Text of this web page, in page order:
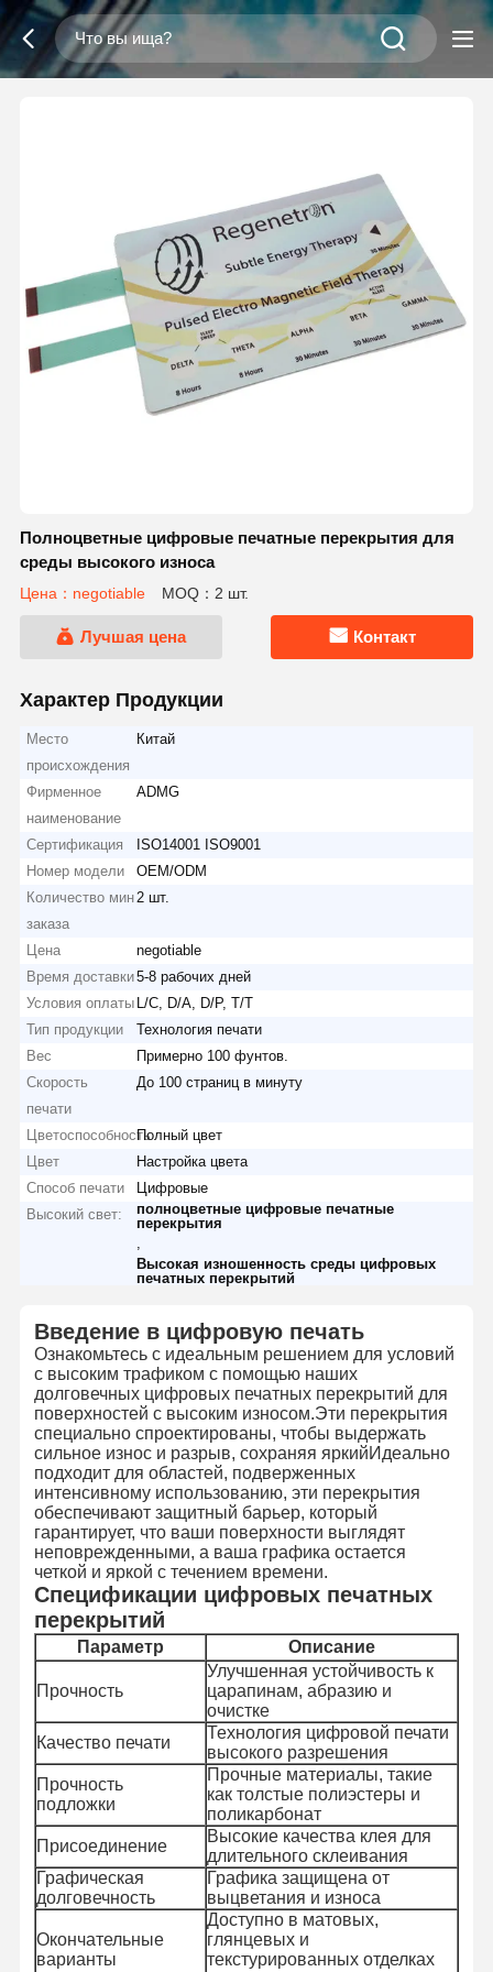
Полноцветные цифровые печатные перекрытия для
среды высокого износа
Цена：negotiable MOQ：2 шт.
Лучшая цена Контакт
Характер Продукции
Место
происхождения
Китай
Фирменное
наименование
ADMG
Сертификация
ISO14001 ISO9001
Номер модели
OEM/ODM
Количество мин
заказа
2 шт.
Цена
negotiable
Время доставки5-8 рабочих дней
Условия оплаты L/C, D/A, D/P, T/T
Тип продукции
Технология печати
Вес
Примерно 100 фунтов.
Скорость
печати
До 100 страниц в минуту
ЦветоспособностьПолный цвет
Цвет
Настройка цвета
Способ печати
Цифровые
Высокий свет:
полноцветные цифровые печатные
перекрытия
Высокая изношенность среды цифровых
печатных перекрытий
Введение в цифровую печать
Ознакомьтесь с идеальным решением для условий
с высоким трафиком с помощью наших
долговечных цифровых печатных перекрытий для
поверхностей с высоким износом.Эти перекрытия
специально спроектированы, чтобы выдержать
сильное износ и разрыв, сохраняя яркийИдеально
подходит для областей, подверженных
интенсивному использованию, эти перекрытия
обеспечивают защитный барьер, который
гарантирует, что ваши поверхности выглядят
неповрежденными, а ваша графика остается
четкой и яркой с течением времени.
Спецификации цифровых печатных
перекрытий
Параметр Описание
Прочность
Улучшенная устойчивость к
царапинам, абразию и
очистке
Качество печати
Технология цифровой печати
высокого разрешения
Прочность
подложки
Прочные материалы, такие
как толстые полиэстеры и
поликарбонат
Присоединение
Высокие качества клея для
длительного склеивания
Графическая
долговечность
Графика защищена от
выцветания и износа
Окончательные
варианты
Доступно в матовых,
глянцевых и
текстурированных отделках